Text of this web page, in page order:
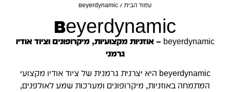
עמוד הבית / Beyerdynamic
Beyerdynamic
beyerdynamic – אוזניות מקצועיות, מיקרופונים וציוד אודיו
גרמני
beyerdynamic היא יצרנית גרמנית של ציוד אודיו מקצועי
המתמחה באוזניות, מיקרופונים ומערכות שמע לאולפנים,